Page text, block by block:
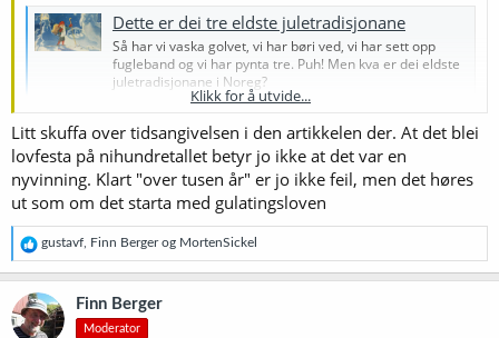
Dette er dei tre eldste juletradisjonane
Så har vi vaska golvet, vi har børi ved, vi har sett opp
fugleband og vi har pynta tre. Puh! Men kva er dei eldste
juletradisjonane i Noreg?
www.nrk.noKlikk for å utvide...
Litt skuffa over tidsangivelsen i den artikkelen der. At det blei
lovfesta på nihundretallet betyr jo ikke at det var en
nyvinning. Klart "over tusen år" er jo ikke feil, men det høres
ut som om det starta med gulatingsloven
R
e
a
k
s
j
gustavf Finn Bergerog MortenSickel
Finn Berger
Moderator